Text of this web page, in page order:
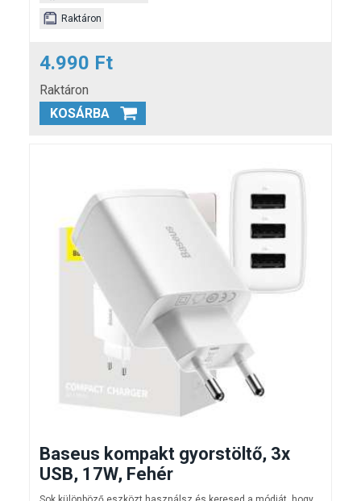
Raktáron
4.990 Ft
Raktáron
KOSÁRBA
Baseus kompakt gyorstöltő, 3x
USB, 17W, Fehér